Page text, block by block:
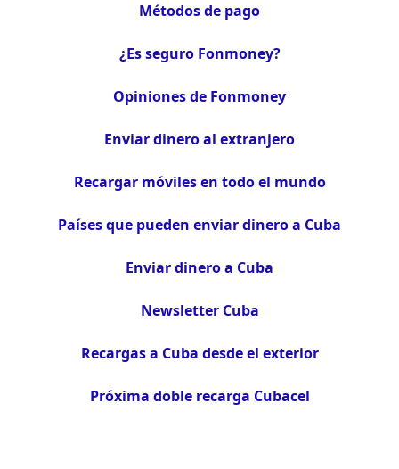
Métodos de pago
¿Es seguro Fonmoney?
Opiniones de Fonmoney
Enviar dinero al extranjero
Recargar móviles en todo el mundo
Países que pueden enviar dinero a Cuba
Enviar dinero a Cuba
Newsletter Cuba
Recargas a Cuba desde el exterior
Próxima doble recarga Cubacel